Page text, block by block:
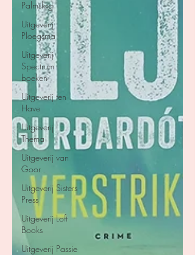
Palmslag
Uitgeverij
Ploegsma
Uitgeverij
Spectrum
boeken
Uitgeverij ten
Have
Uitgeverij
Thema
Uitgeverij van
Goor
Uitgeverij Sisters
Press
Uitgeverij Loft
Books
Uitgeverij Passie